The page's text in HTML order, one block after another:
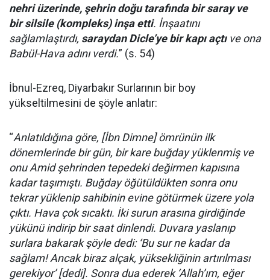
nehri üzerinde, şehrin doğu tarafında bir saray ve
bir silsile (kompleks) inşa etti. İnşaatını
sağlamlaştırdı, saraydan Dicle’ye bir kapı açtıve ona
Babül-Hava adını verdi.” (s. 54)
İbnul-Ezreq, Diyarbakır Surlarının bir boy
yükseltilmesini de şöyle anlatır:
“Anlatıldığına göre, [İbn Dimne] ömrünün ilk
dönemlerinde bir gün, bir kare buğday yüklenmiş ve
onu Amid şehrinden tepedeki değirmen kapısına
kadar taşımıştı. Buğday öğütüldükten sonra onu
tekrar yüklenip sahibinin evine götürmek üzere yola
çıktı. Hava çok sıcaktı. İki surun arasına girdiğinde
yükünü indirip bir saat dinlendi. Duvara yaslanıp
surlara bakarak şöyle dedi: ‘Bu sur ne kadar da
sağlam! Ancak biraz alçak, yüksekliğinin artırılması
gerekiyor’ [dedi]. Sonra dua ederek ‘Allah’ım, eğer